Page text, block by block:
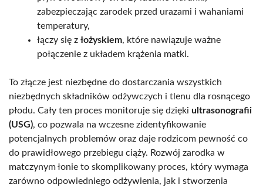
zabezpieczając zarodek przed urazami i wahaniami
temperatury,
łączy się z łożyskiem, które nawiązuje ważne
połączenie z układem krążenia matki.
To złącze jest niezbędne do dostarczania wszystkich
niezbędnych składników odżywczych i tlenu dla rosnącego
płodu. Cały ten proces monitoruje się dzięki ultrasonografii
(USG), co pozwala na wczesne zidentyfikowanie
potencjalnych problemów oraz daje rodzicom pewność co
do prawidłowego przebiegu ciąży. Rozwój zarodka w
matczynym łonie to skomplikowany proces, który wymaga
zarówno odpowiedniego odżywienia, jak i stworzenia